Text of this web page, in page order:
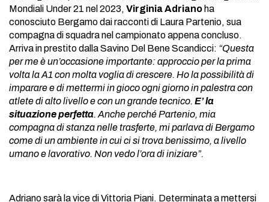
Mondiali Under 21 nel 2023, Virginia Adriano ha
conosciuto Bergamo dai racconti di Laura Partenio, sua
compagna di squadra nel campionato appena concluso.
Arriva in prestito dalla Savino Del Bene Scandicci: “Questa
per me è un’occasione importante: approccio per la prima
volta la A1 con molta voglia di crescere. Ho la possibilità di
imparare e di mettermi in gioco ogni giorno in palestra con
atlete di alto livello e con un grande tecnico. E’ la
situazione perfetta. Anche perché Partenio, mia
compagna di stanza nelle trasferte, mi parlava di Bergamo
come di un ambiente in cui ci si trova benissimo, a livello
umano e lavorativo. Non vedo l’ora di iniziare”.
Adriano sarà la vice di Vittoria Piani. Determinata a mettersi